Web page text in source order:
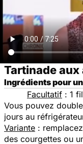
Tartinade
Ingrédients pour
Facultatif : 1
Vous pouvez
jours au
Variante :
des courgettes ou